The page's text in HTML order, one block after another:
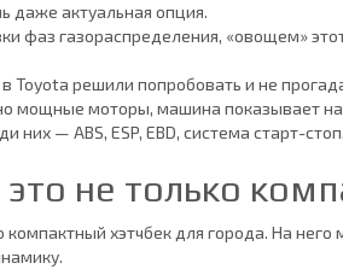
даже актуальная опция.
фаз газораспределения, «овощем»
решили попробовать и не
мощные моторы, машина показывает
— ABS, ESP, EBD, система старт-
не только
хэтчбек для города. На